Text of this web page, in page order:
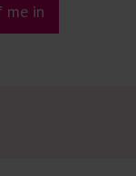
me in